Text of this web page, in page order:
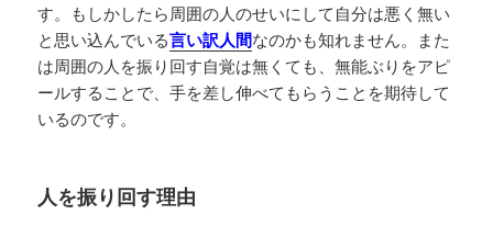
す。もしかしたら周囲の人のせいにして自分は悪く無い
と思い込んでいる言い訳人間なのかも知れません。また
は周囲の人を振り回す自覚は無くても、無能ぶりをアピ
ールすることで、手を差し伸べてもらうことを期待して
いるのです。
人を振り回す理由